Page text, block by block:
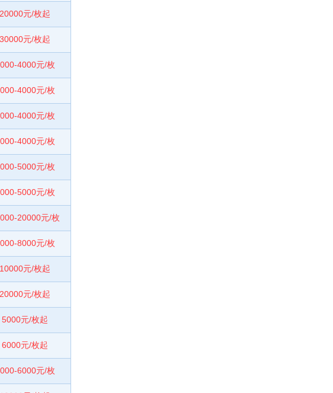
20000元/枚起
30000元/枚起
4000元/枚
4000元/枚
4000元/枚
4000元/枚
5000元/枚
5000元/枚
20000元/枚
8000元/枚
10000元/枚起
20000元/枚起
5000元/枚起
6000元/枚起
6000元/枚